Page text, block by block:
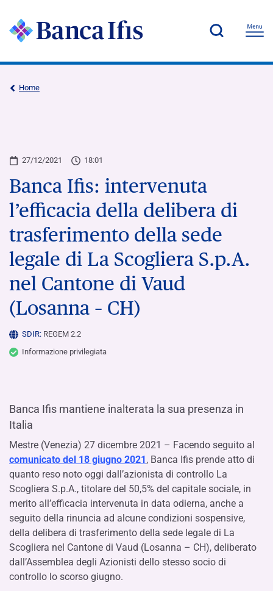
Home
27/12/2021 18:01
Banca Ifis: intervenuta
l’efficacia della delibera di
trasferimento della sede
legale di La Scogliera S.p.A.
nel Cantone di Vaud
(Losanna – CH)
SDIR: REGEM 2.2
Informazione privilegiata
Banca Ifis mantiene inalterata la sua presenza in
Italia
Mestre (Venezia) 27 dicembre 2021 – Facendo seguito al
comunicato del 18 giugno 2021, Banca Ifis prende atto di
quanto reso noto oggi dall’azionista di controllo La
Scogliera S.p.A., titolare del 50,5% del capitale sociale, in
merito all’efficacia intervenuta in data odierna, anche a
seguito della rinuncia ad alcune condizioni sospensive,
della delibera di trasferimento della sede legale di La
Scogliera nel Cantone di Vaud (Losanna – CH), deliberato
dall’Assemblea degli Azionisti dello stesso socio di
controllo lo scorso giugno.